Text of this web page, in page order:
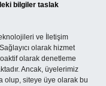
bilgiler taslak
ve İletişim
olarak hizmet
olarak denetleme
Ancak, üyelerimiz
olup, siteye üye olarak bu